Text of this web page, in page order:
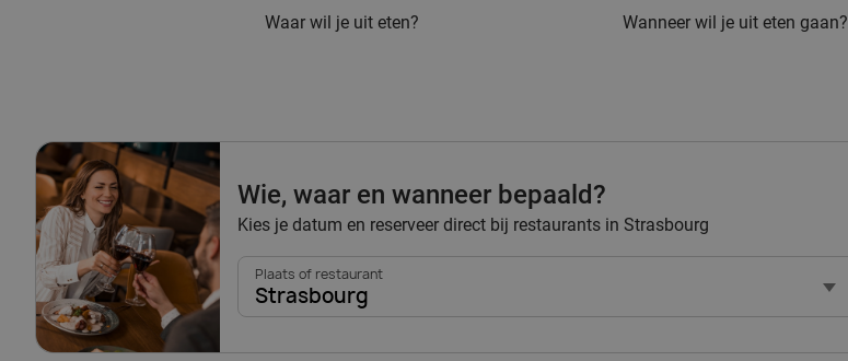
Waar wil je uit eten? Wanneer wil je uit eten gaan?
Wie, waar en wanneer bepaald?
Kies je datum en reserveer direct bij restaurants in Strasbourg
Plaats of restaurant
Strasbourg